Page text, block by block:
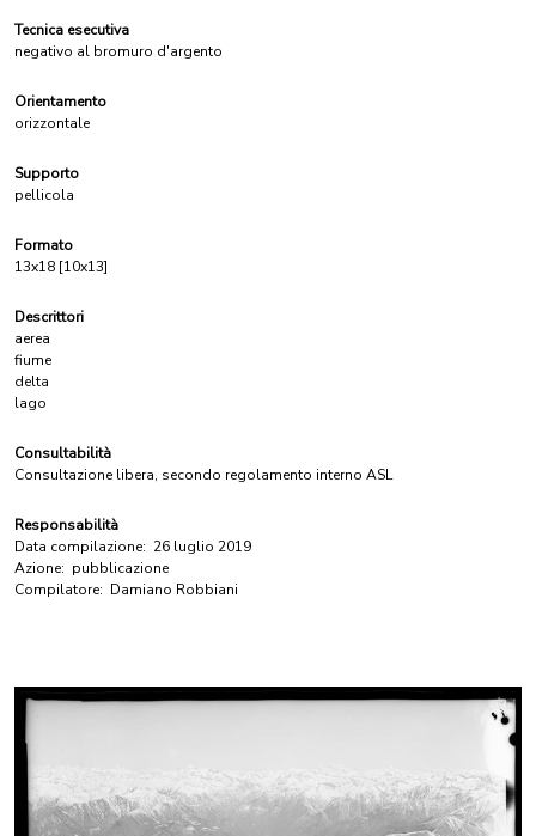
Tecnica esecutiva
negativo al bromuro d'argento
Orientamento
orizzontale
Supporto
pellicola
Formato
13x18 [10x13]
Descrittori
aerea
fiume
delta
lago
Consultabilità
Consultazione libera, secondo regolamento interno ASL
Responsabilità
Data compilazione: 26 luglio 2019
Azione: pubblicazione
Compilatore: Damiano Robbiani